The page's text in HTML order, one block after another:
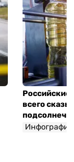
Российские
всего